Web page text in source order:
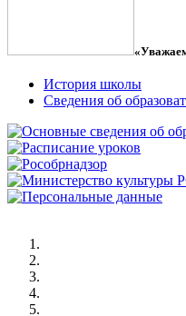
История школы
Сведения об